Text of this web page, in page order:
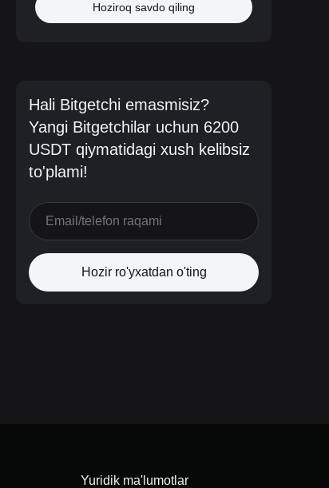
Hoziroq savdo qiling
Hali Bitgetchi emasmisiz?
Yangi Bitgetchilar uchun 6200
USDT qiymatidagi xush kelibsiz
to'plami!
Hozir ro'yxatdan o'ting
Yuridik ma'lumotlar